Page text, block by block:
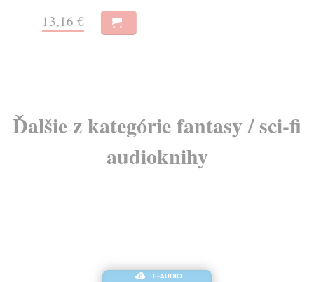
13,16 €
Ďalšie z kategórie fantasy / sci-fi
audioknihy
E-AUDIO